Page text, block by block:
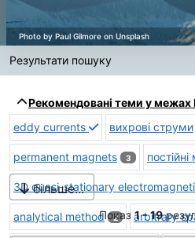
Результати пошуку
Рекомендовані теми у
eddy currents
вихрові струми
permanent magnets 3 постійні
3D quasi-stationary
analytical method 2 arbitrary
більше...
Показ 1 - 19